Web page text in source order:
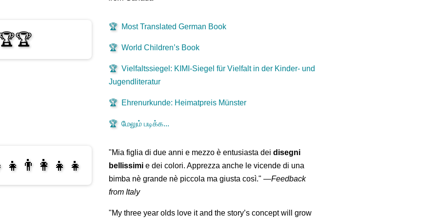
🏆 Most Translated German Book
🏆 World Children’s Book
🏆 Vielfaltssiegel: KIMI-Siegel für Vielfalt in der Kinder- und
Jugendliteratur
🏆 Ehrenurkunde: Heimatpreis Münster
🏆 மேலும் படிக்க...
"Mia figlia di due anni e mezzo è entusiasta deidisegni
bellissimi e dei colori. Apprezza anche le vicende di una
bimba nè grande nè piccola ma giusta così." —Feedback
from Italy
"My three year olds love it and the story’s concept will grow